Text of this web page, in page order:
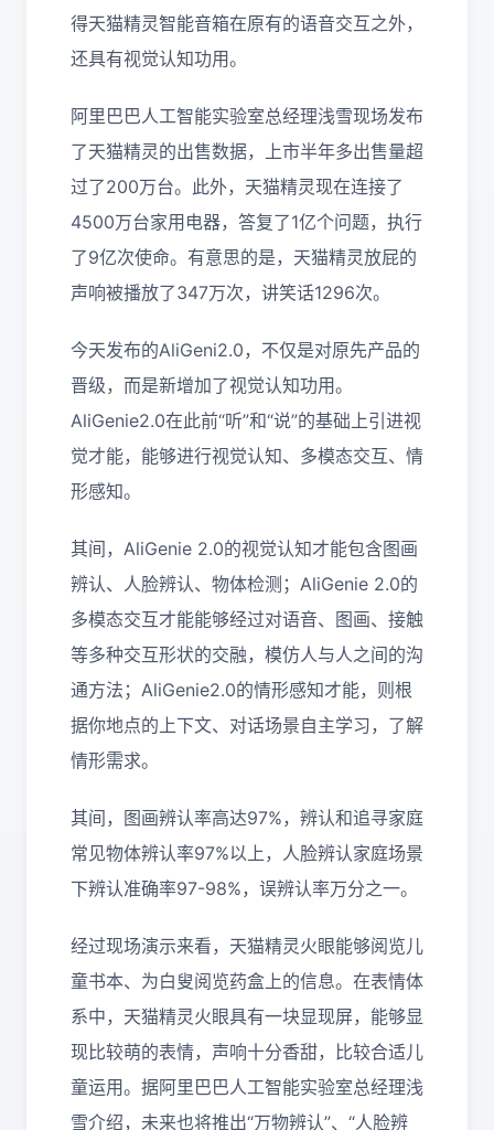
得天猫精灵智能音箱在原有的语音交互之外，
还具有视觉认知功用。
阿里巴巴人工智能实验室总经理浅雪现场发布
了天猫精灵的出售数据，上市半年多出售量超
过了200万台。此外，天猫精灵现在连接了
4500万台家用电器，答复了1亿个问题，执行
了9亿次使命。有意思的是，天猫精灵放屁的
声响被播放了347万次，讲笑话1296次。
今天发布的AliGeni2.0，不仅是对原先产品的
晋级，而是新增加了视觉认知功用。
AliGenie2.0在此前“听”和“说”的基础上引进视
觉才能，能够进行视觉认知、多模态交互、情
形感知。
其间，AliGenie 2.0的视觉认知才能包含图画
辨认、人脸辨认、物体检测；AliGenie 2.0的
多模态交互才能能够经过对语音、图画、接触
等多种交互形状的交融，模仿人与人之间的沟
通方法；AliGenie2.0的情形感知才能，则根
据你地点的上下文、对话场景自主学习，了解
情形需求。
其间，图画辨认率高达97%，辨认和追寻家庭
常见物体辨认率97%以上，人脸辨认家庭场景
下辨认准确率97-98%，误辨认率万分之一。
经过现场演示来看，天猫精灵火眼能够阅览儿
童书本、为白叟阅览药盒上的信息。在表情体
系中，天猫精灵火眼具有一块显现屏，能够显
现比较萌的表情，声响十分香甜，比较合适儿
童运用。据阿里巴巴人工智能实验室总经理浅
雪介绍，未来也将推出“万物辨认”、“人脸辨